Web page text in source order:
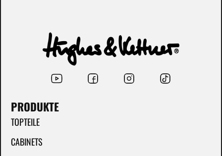
PRODUKTE
TOPTEILE
CABINETS